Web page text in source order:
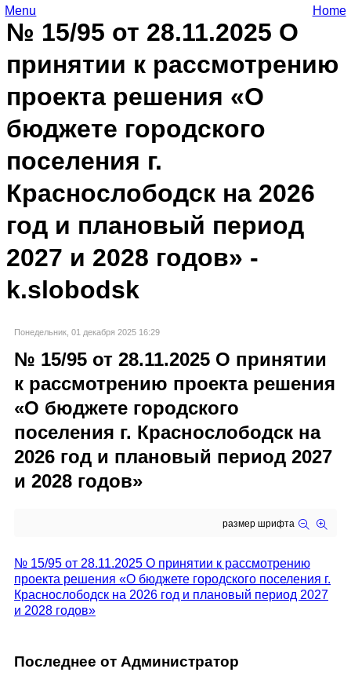
№ 15/95 от 28.11.2025 О
принятии к рассмотрению
проекта решения «О
бюджете городского
поселения г.
Краснослободск на 2026
год и плановый период
2027 и 2028 годов» -
k.slobodsk
Menu Home
Понедельник, 01 декабря 2025 16:29
№ 15/95 от 28.11.2025 О принятии
к рассмотрению проекта решения
«О бюджете городского
поселения г. Краснослободск на
2026 год и плановый период 2027
и 2028 годов»
размер шрифта
№ 15/95 от 28.11.2025 О принятии к рассмотрению
проекта решения «О бюджете городского поселения г.
Краснослободск на 2026 год и плановый период 2027
и 2028 годов»
Последнее от Администратор